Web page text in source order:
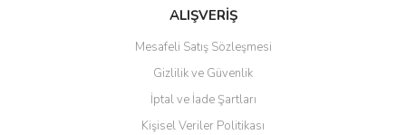
ALIŞVERİŞ
Mesafeli Satış Sözleşmesi
Gizlilik ve Güvenlik
İptal ve İade Şartları
Kişisel Veriler Politikası